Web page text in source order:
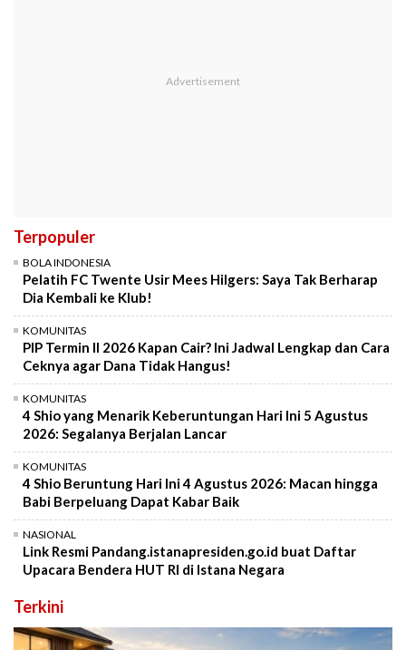
Terpopuler
BOLA INDONESIA
Pelatih FC Twente Usir Mees Hilgers: Saya Tak Berharap
Dia Kembali ke Klub!
KOMUNITAS
PIP Termin II 2026 Kapan Cair? Ini Jadwal Lengkap dan Cara
Ceknya agar Dana Tidak Hangus!
KOMUNITAS
4 Shio yang Menarik Keberuntungan Hari Ini 5 Agustus
2026: Segalanya Berjalan Lancar
KOMUNITAS
4 Shio Beruntung Hari Ini 4 Agustus 2026: Macan hingga
Babi Berpeluang Dapat Kabar Baik
NASIONAL
Link Resmi Pandang.istanapresiden.go.id buat Daftar
Upacara Bendera HUT RI di Istana Negara
Terkini